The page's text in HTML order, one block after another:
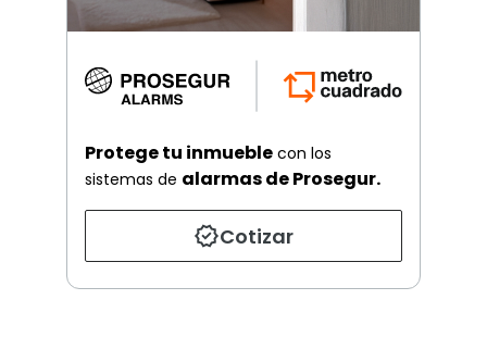
Protege tu inmueble con los
sistemas de alarmas de Prosegur.
Cotizar